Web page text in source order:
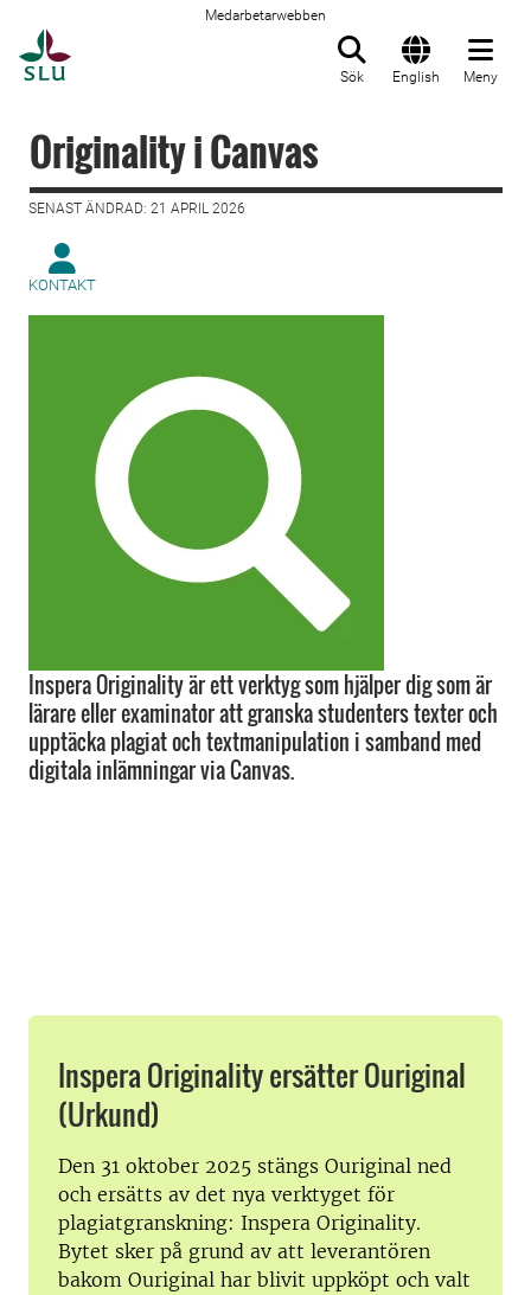
Medarbetarwebben
Sök English Meny
Originality i Canvas
SENAST ÄNDRAD: 21 APRIL 2026
KONTAKT
Inspera Originality är ett verktyg som hjälper dig som är
lärare eller examinator att granska studenters texter och
upptäcka plagiat och textmanipulation i samband med
digitala inlämningar via Canvas.
Inspera Originality ersätter Ouriginal
(Urkund)
Den 31 oktober 2025 stängs Ouriginal ned
och ersätts av det nya verktyget för
plagiatgranskning: Inspera Originality.
Bytet sker på grund av att leverantören
bakom Ouriginal har blivit uppköpt och valt